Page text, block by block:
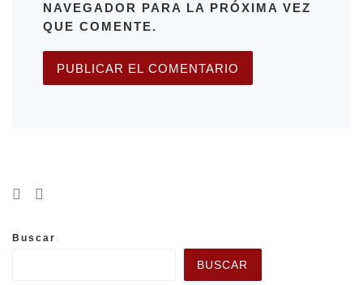
NAVEGADOR PARA LA PRÓXIMA VEZ
QUE COMENTE.
Buscar
BUSCAR